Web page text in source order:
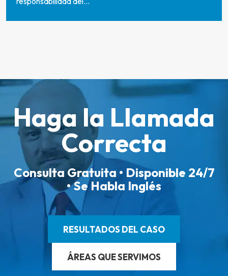
Haga la Llamada
Correcta
Consulta Gratuita • Disponible 24/7
• Se Habla Inglés
RESULTADOS DEL CASO
ÁREAS QUE SERVIMOS